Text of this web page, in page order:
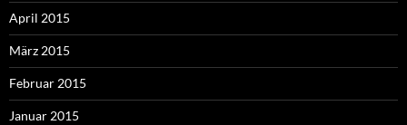
April 2015
März 2015
Februar 2015
Januar 2015